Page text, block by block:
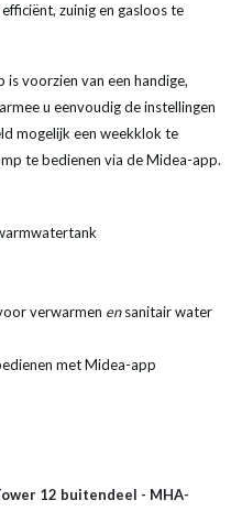
zuinig en gasloos te
voorzien van een handige,
u eenvoudig de instellingen
mogelijk een weekklok te
te bedienen via de Midea-app.
verwarmen ensanitair water
met Midea-app
12 buitendeel - MHA-